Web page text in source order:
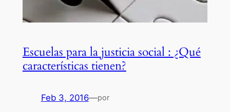
Escuelas para la justicia social : ¿Qué
características tienen?
Feb 3, 2016—por